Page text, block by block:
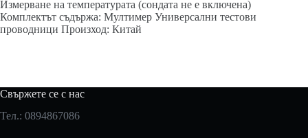
Измерване на температурата (сондата не е включена)
Комплектът съдържа: Мултимер Универсални тестови
проводници Произход: Китай
Свържете се с нас
Тел.: 0894867086